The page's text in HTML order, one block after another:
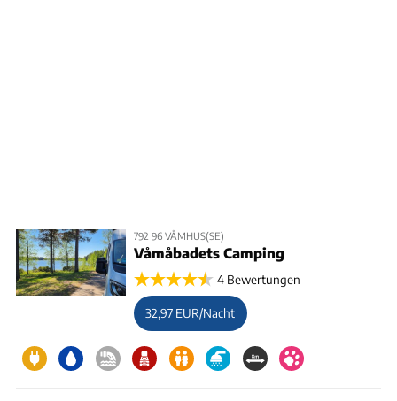
792 96 VÅMHUS(SE)
Våmåbadets Camping
4 Bewertungen
32,97 EUR/Nacht